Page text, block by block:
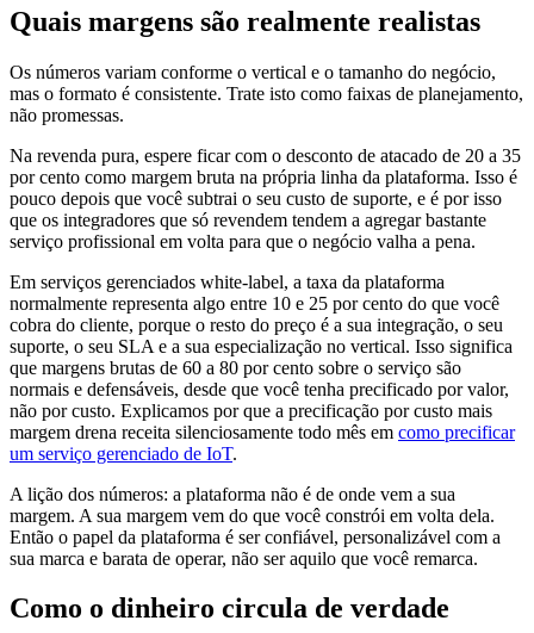
Quais margens são realmente realistas
Os números variam conforme o vertical e o tamanho do negócio,
mas o formato é consistente. Trate isto como faixas de planejamento,
não promessas.
Na revenda pura, espere ficar com o desconto de atacado de 20 a 35
por cento como margem bruta na própria linha da plataforma. Isso é
pouco depois que você subtrai o seu custo de suporte, e é por isso
que os integradores que só revendem tendem a agregar bastante
serviço profissional em volta para que o negócio valha a pena.
Em serviços gerenciados white-label, a taxa da plataforma
normalmente representa algo entre 10 e 25 por cento do que você
cobra do cliente, porque o resto do preço é a sua integração, o seu
suporte, o seu SLA e a sua especialização no vertical. Isso significa
que margens brutas de 60 a 80 por cento sobre o serviço são
normais e defensáveis, desde que você tenha precificado por valor,
não por custo. Explicamos por que a precificação por custo mais
margem drena receita silenciosamente todo mês em como precificar
um serviço gerenciado de IoT.
A lição dos números: a plataforma não é de onde vem a sua
margem. A sua margem vem do que você constrói em volta dela.
Então o papel da plataforma é ser confiável, personalizável com a
sua marca e barata de operar, não ser aquilo que você remarca.
Como o dinheiro circula de verdade